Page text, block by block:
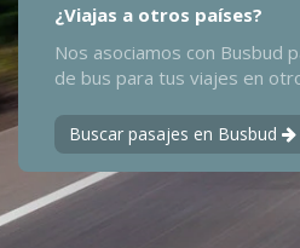
¿Viajas a otros países?
Nos asociamos con Busbud
de bus para tus viajes en
Buscar pasajes en Busbud